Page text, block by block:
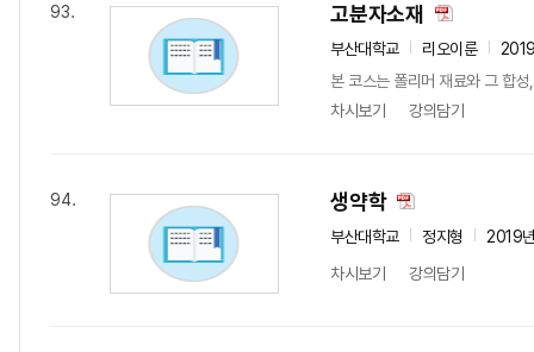
93. 고분자소재
부산대학교 리오이룬
본 코스는 폴리머 재료와 그 합
차시보기
강의담기
94. 생약학
부산대학교 정지형
2019
차시보기
강의담기